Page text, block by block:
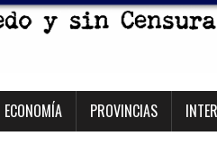
ECONOMÍA PROVINCIAS